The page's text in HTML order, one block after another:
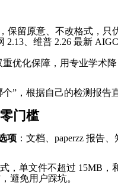
保留原意、不改格式，
2.13、维普 2.26 最新
重优化保障，用专业学术
”，根据自己的检测报告
门槛
项 ：文档、paperzz 报告
，单文件不超过 15MB
避免用户踩坑。